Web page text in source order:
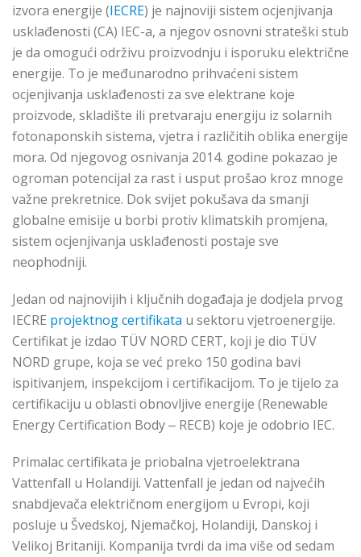
izvora energije (IECRE) je najnoviji sistem ocjenjivanja
usklađenosti (CA) IEC-a, a njegov osnovni strateški stub
je da omogući održivu proizvodnju i isporuku električne
energije. To je međunarodno prihvaćeni sistem
ocjenjivanja usklađenosti za sve elektrane koje
proizvode, skladište ili pretvaraju energiju iz solarnih
fotonaponskih sistema, vjetra i različitih oblika energije
mora. Od njegovog osnivanja 2014. godine pokazao je
ogroman potencijal za rast i usput prošao kroz mnoge
važne prekretnice. Dok svijet pokušava da smanji
globalne emisije u borbi protiv klimatskih promjena,
sistem ocjenjivanja usklađenosti postaje sve
neophodniji.
Jedan od najnovijih i ključnih događaja je dodjela prvog
IECRE projektnog certifikata u sektoru vjetroenergije.
Certifikat je izdao TÜV NORD CERT, koji je dio TÜV
NORD grupe, koja se već preko 150 godina bavi
ispitivanjem, inspekcijom i certifikacijom. To je tijelo za
certifikaciju u oblasti obnovljive energije (Renewable
Energy Certification Body ‒ RECB) koje je odobrio IEC.
Primalac certifikata je priobalna vjetroelektrana
Vattenfall u Holandiji. Vattenfall je jedan od najvećih
snabdjevača električnom energijom u Evropi, koji
posluje u Švedskoj, Njemačkoj, Holandiji, Danskoj i
Velikoj Britaniji. Kompanija tvrdi da ima više od sedam